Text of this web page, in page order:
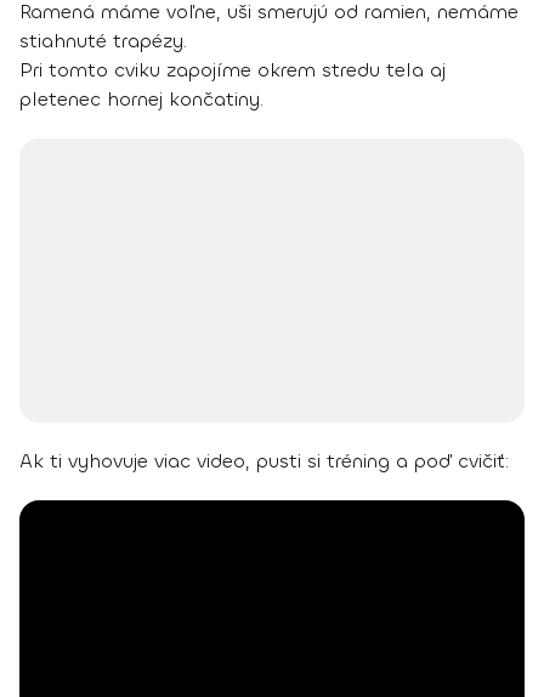
Ramená máme voľne, uši smerujú od ramien, nemáme
stiahnuté trapézy.
Pri tomto cviku zapojíme okrem stredu tela aj
pletenec hornej končatiny.
Ak ti vyhovuje viac video, pusti si tréning a poď cvičiť: